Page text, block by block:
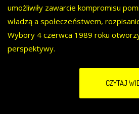
umożliwiły zawarcie kompromisu
władzą a społeczeństwem,
Wybory 4 czerwca 1989 roku
perspektywy.
CZYTAJ